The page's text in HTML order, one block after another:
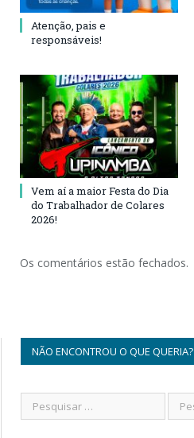
Atenção, pais e
responsáveis!
Vem aí a maior Festa do Dia
do Trabalhador de Colares
2026!
Os comentários estão fechados.
NÃO ENCONTROU O QUE QUERIA?